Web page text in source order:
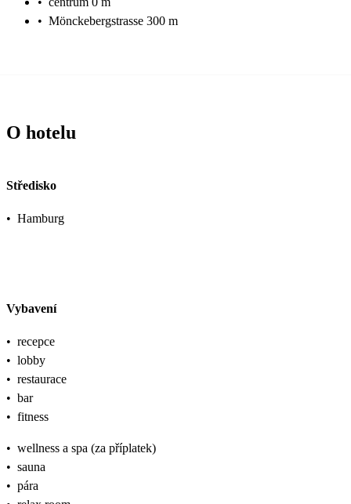
• Mönckebergstrasse 300 m
O hotelu
Středisko
• Hamburg
Vybavení
• recepce
• lobby
• restaurace
• bar
• fitness
• wellness a spa (za příplatek)
• sauna
• pára